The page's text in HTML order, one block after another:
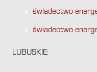
świadectwo
świadectwo
LUBUSKIE: